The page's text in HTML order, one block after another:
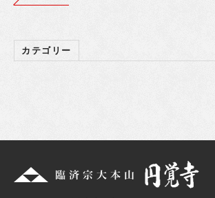
カテゴリー